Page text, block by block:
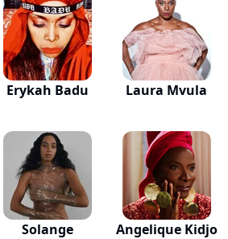
Erykah Badu Laura Mvula
Solange Angelique Kidjo